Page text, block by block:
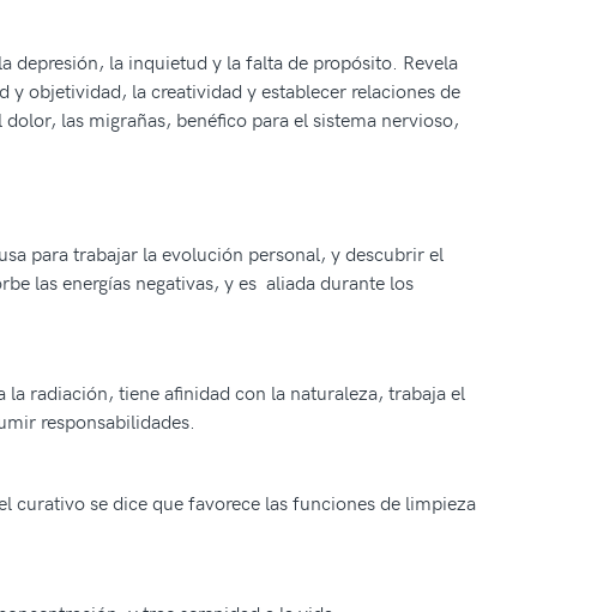
depresión, la inquietud y la falta de propósito. Revela
objetividad, la creatividad y establecer relaciones de
las migrañas, benéfico para el sistema nervioso,
para trabajar la evolución personal, y descubrir el
las energías negativas, y es aliada durante los
radiación, tiene afinidad con la naturaleza, trabaja el
responsabilidades.
curativo se dice que favorece las funciones de limpieza